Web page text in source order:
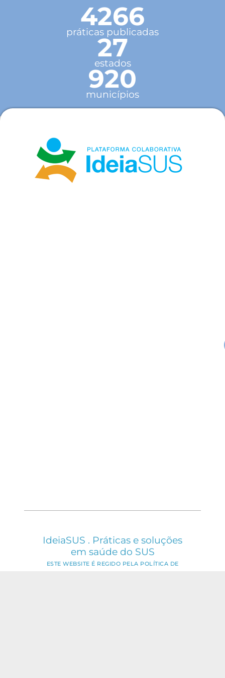
4266
práticas publicadas
27
estados
920
municípios
IdeiaSUS . Práticas e soluções
em saúde do SUS
ESTE WEBSITE É REGIDO PELA POLÍTICA DE